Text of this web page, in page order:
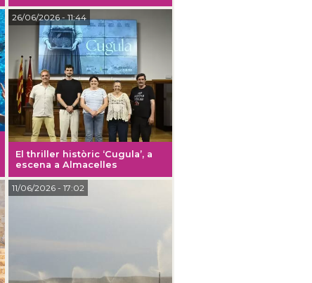
El thriller històric ‘Cugula’, a
escena a Almacelles
26/06/2026- 11:44
11/06/2026- 17:02